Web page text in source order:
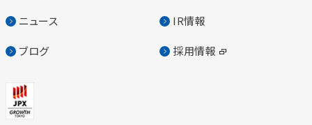
ニュース IR情報
ブログ 採用情報